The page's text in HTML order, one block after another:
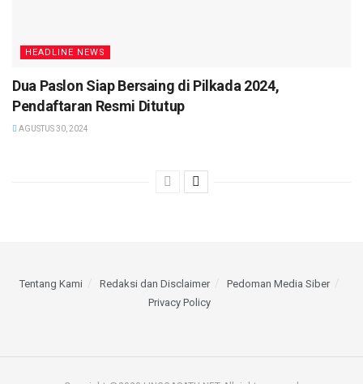
HEADLINE NEWS
Dua Paslon Siap Bersaing di Pilkada 2024,
Pendaftaran Resmi Ditutup
AGUSTUS 30, 2024
Tentang Kami Redaksi dan Disclaimer
Pedoman Media Siber
Privacy Policy